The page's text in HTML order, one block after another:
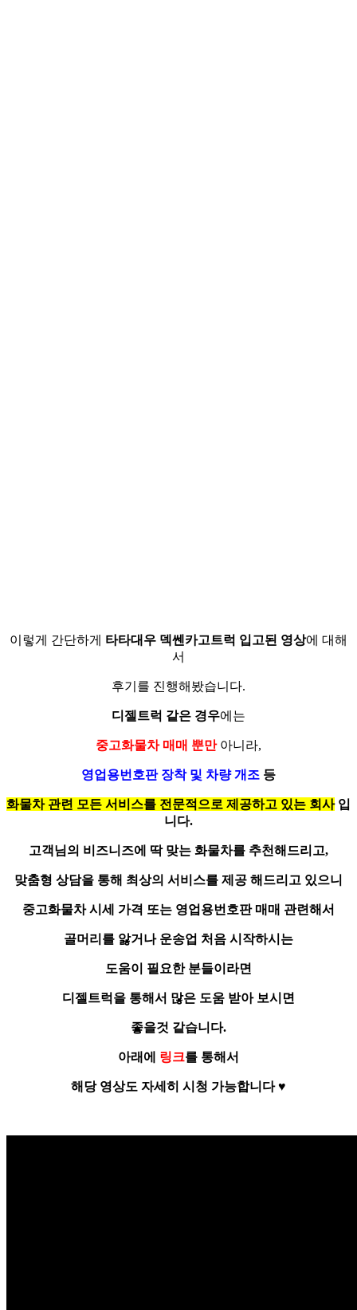
이렇게 간단하게 타타대우 덱쎈카고트럭 입고된 영상에 대해
서
후기를 진행해봤습니다.
디젤트럭 같은 경우에는
중고화물차 매매 뿐만 아니라,
영업용번호판 장착및 차량 개조 등
화물차 관련 모든 서비스를 전문적으로 제공하고 있는 회사입
니다.
고객님의 비즈니즈에 딱 맞는 화물차를 추천해드리고,
맞춤형 상담을 통해 최상의 서비스를 제공 해드리고 있으니
중고화물차 시세 가격 또는 영업용번호판 매매 관련해서
골머리를 앓거나 운송업 처음 시작하시는
도움이 필요한 분들이라면
디젤트럭을 통해서 많은 도움 받아 보시면
좋을것 같습니다.
아래에 링크를 통해서
해당 영상도 자세히 시청 가능합니다♥